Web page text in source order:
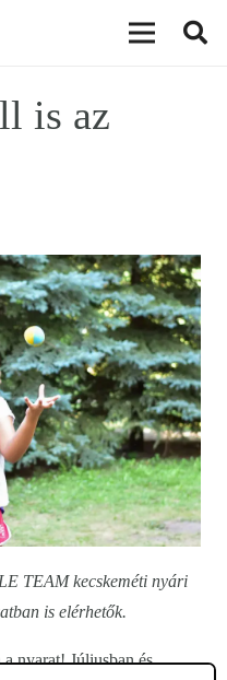
is az
TEAM kecskeméti nyári
is elérhetők.
nyarat! Júliusban és